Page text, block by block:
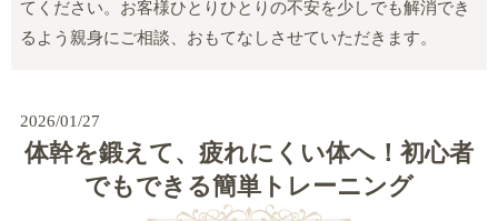
てください。お客様ひとりひとりの不安を少しでも解消でき
るよう親身にご相談、おもてなしさせていただきます。
2026/01/27
体幹を鍛えて、疲れにくい体へ！初心者
でもできる簡単トレーニング